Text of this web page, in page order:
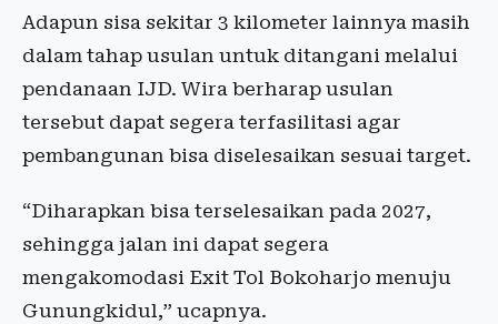
Adapun sisa sekitar 3 kilometer lainnya masih
dalam tahap usulan untuk ditangani melalui
pendanaan IJD. Wira berharap usulan
tersebut dapat segera terfasilitasi agar
pembangunan bisa diselesaikan sesuai target.
“Diharapkan bisa terselesaikan pada 2027,
sehingga jalan ini dapat segera
mengakomodasi Exit Tol Bokoharjo menuju
Gunungkidul,” ucapnya.